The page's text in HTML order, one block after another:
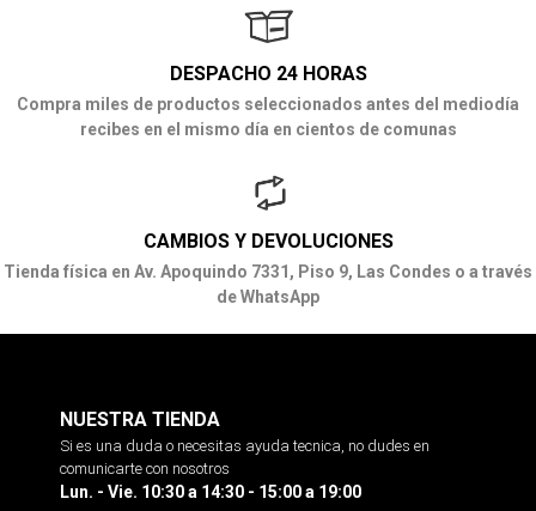
DESPACHO 24 HORAS
Compra miles de productos seleccionados antes del mediodía
recibes en el mismo día en cientos de comunas
CAMBIOS Y DEVOLUCIONES
Tienda física en Av. Apoquindo 7331, Piso 9, Las Condes o a través
de WhatsApp
NUESTRA TIENDA
Si es una duda o necesitas ayuda tecnica, no dudes en
comunicarte con nosotros
Lun. - Vie. 10:30 a 14:30 - 15:00 a 19:00